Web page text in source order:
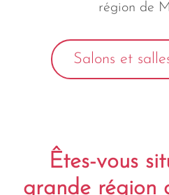
région de
Salons et
Êtes-vous
grande région